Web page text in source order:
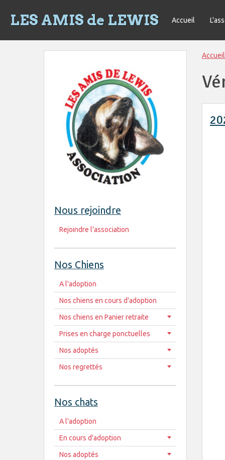
LES AMIS de LEWIS Accueil
Accueil
Nous rejoindre
Rejoindre l'association
Nos Chiens
A l'adoption
Nos chiens en cours d'adoption
Nos chiens en Panier retraite
Prises en charge ponctuelles
Nos adoptés
Nos regrettés
Nos chats
A l'adoption
En cours d'adoption
Nos adoptés